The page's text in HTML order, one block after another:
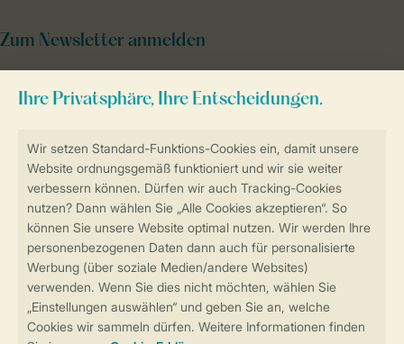
Sicherstellung Deiner Privatsphäre
Sicher und schnell zur Online-Buchung
Sichere Datenübertragung
Sicheres Bezahlen
Zum Newsletter anmelden